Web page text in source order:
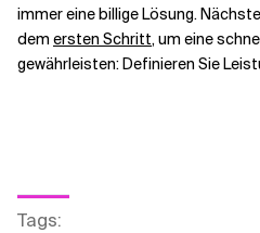
immer eine billige Lösung.
dem ersten Schritt, um eine
gewährleisten: Definieren Sie
Tags: